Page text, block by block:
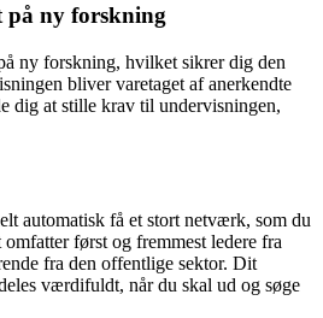
på ny forskning
ny forskning, hvilket sikrer dig den
bliver varetaget af anerkendte
dig at stille krav til undervisningen,
automatisk få et stort netværk, som du
først og fremmest ledere fra
fra den offentlige sektor. Dit
værdifuldt, når du skal ud og søge